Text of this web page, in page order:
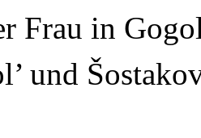
Frau in
und